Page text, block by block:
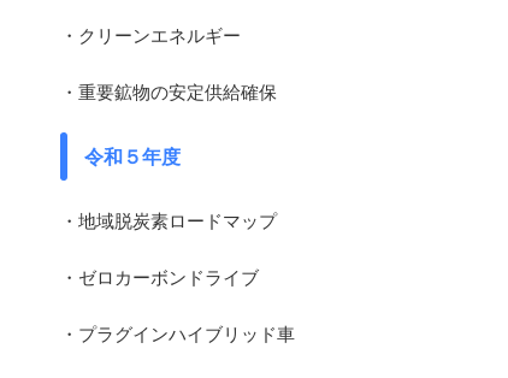
・クリーンエネルギー
・重要鉱物の安定供給確保
令和５年度
・地域脱炭素ロードマップ
・ゼロカーボンドライブ
・プラグインハイブリッド車